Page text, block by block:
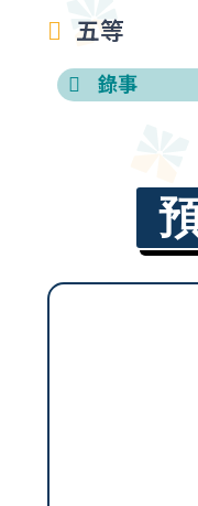
五等
錄事